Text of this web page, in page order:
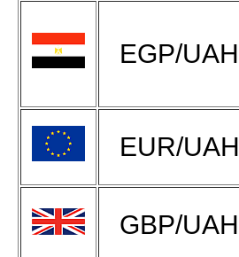
EGP/UAH
EUR/UAH
GBP/UAH